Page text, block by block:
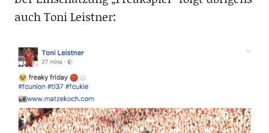
auch Toni Leistner: